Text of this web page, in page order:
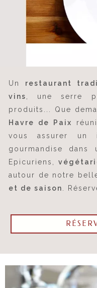
Un restaurant
vins
, une serre
produits... Que
Havre de Paix
vous assurer
gourmandise dans
Epicuriens,
autour de notre
et de saison
.